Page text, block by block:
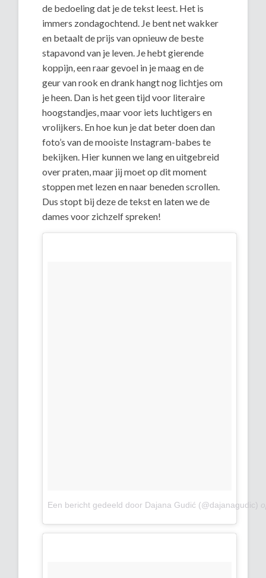
de bedoeling dat je de tekst leest. Het is
immers zondagochtend. Je bent net wakker
en betaalt de prijs van opnieuw de beste
stapavond van je leven. Je hebt gierende
koppijn, een raar gevoel in je maag en de
geur van rook en drank hangt nog lichtjes om
je heen. Dan is het geen tijd voor literaire
hoogstandjes, maar voor iets luchtigers en
vrolijkers. En hoe kun je dat beter doen dan
foto’s van de mooiste Instagram-babes te
bekijken. Hier kunnen we lang en uitgebreid
over praten, maar jij moet op dit moment
stoppen met lezen en naar beneden scrollen.
Dus stopt bij deze de tekst en laten we de
dames voor zichzelf spreken!
Een bericht gedeeld door Dajana Gudić (@dajanagudic)